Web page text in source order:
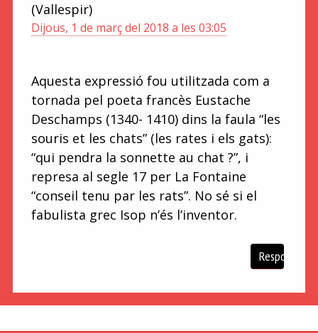
(Vallespir)
Dijous, 1 de març del 2018 a les 03:05
Aquesta expressió fou utilitzada com a
tornada pel poeta francès Eustache
Deschamps (1340- 1410) dins la faula “les
souris et les chats” (les rates i els gats):
“qui pendra la sonnette au chat ?”, i
represa al segle 17 per La Fontaine
“conseil tenu par les rats”. No sé si el
fabulista grec Isop n’és l’inventor.
Respon